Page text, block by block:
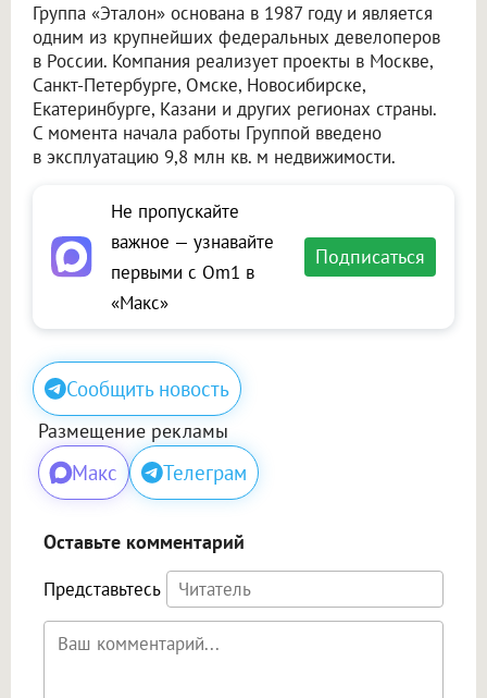
Группа «Эталон» основана в 1987 году и является
одним из крупнейших федеральных девелоперов
в России. Компания реализует проекты в Москве,
Санкт-Петербурге, Омске, Новосибирске,
Екатеринбурге, Казани и других регионах страны.
С момента начала работы Группой введено
в эксплуатацию 9,8 млн кв. м недвижимости.
Не пропускайте
важное — узнавайте
первыми с Om1 в
«Макс»
Подписаться
Сообщить новость
Размещение рекламы
Макс Телеграм
Оставьте комментарий
Представьтесь